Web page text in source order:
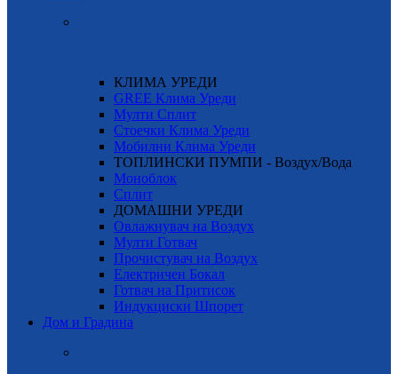
КЛИМА УРЕДИ
GREE Клима Уреди
Мулти Сплит
Стоечки Клима Уреди
Мобилни Клима Уреди
ТОПЛИНСКИ ПУМПИ - Воздух/Вода
Моноблок
Сплит
ДОМАШНИ УРЕДИ
Овлажнувач на Воздух
Мулти Готвач
Прочистувач на Воздух
Електричен Бокал
Готвач на Притисок
Индукциски Шпорет
Дом и Градина